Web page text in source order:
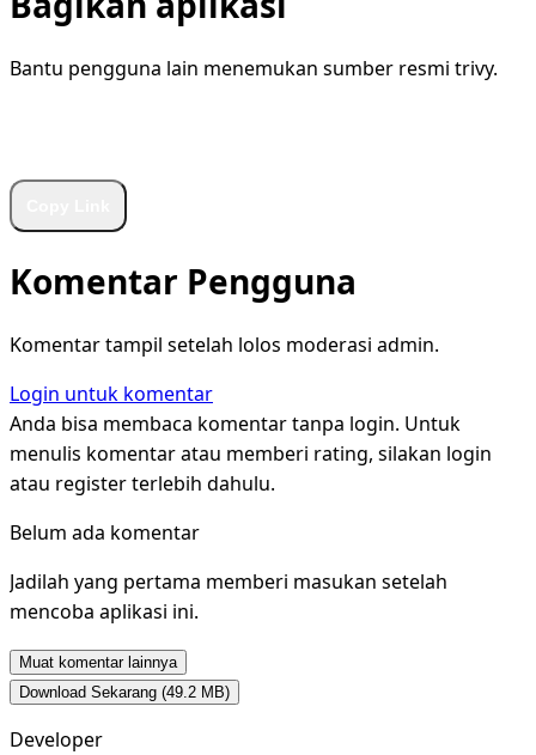
Bantu pengguna lain menemukan sumber resmi trivy.
Komentar Pengguna
Komentar tampil setelah lolos moderasi admin.
Login untuk komentar
Anda bisa membaca komentar tanpa login. Untuk
menulis komentar atau memberi rating, silakan login
atau register terlebih dahulu.
Belum ada komentar
Jadilah yang pertama memberi masukan setelah
mencoba aplikasi ini.
Muat komentar lainnya
Download Sekarang (49.2 MB)
Developer